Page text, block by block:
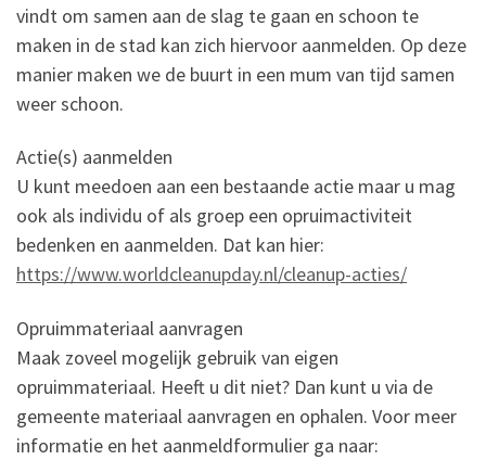
vindt om samen aan de slag te gaan en schoon te
maken in de stad kan zich hiervoor aanmelden. Op deze
manier maken we de buurt in een mum van tijd samen
weer schoon.
Actie(s) aanmelden
U kunt meedoen aan een bestaande actie maar u mag
ook als individu of als groep een opruimactiviteit
bedenken en aanmelden. Dat kan hier:
https://www.worldcleanupday.nl/cleanup-acties/
Opruimmateriaal aanvragen
Maak zoveel mogelijk gebruik van eigen
opruimmateriaal. Heeft u dit niet? Dan kunt u via de
gemeente materiaal aanvragen en ophalen. Voor meer
informatie en het aanmeldformulier ga naar: